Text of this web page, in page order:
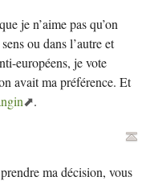
je n’aime pas qu’on
ou dans l’autre et
européens, je vote
avait ma préférence. Et
.
ma décision, vous